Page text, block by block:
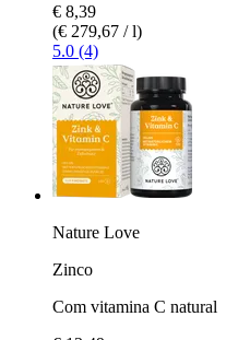
€ 8,39
(€ 279,67 / l)
5.0 (4)
Nature Love
Zinco
Com vitamina C natural